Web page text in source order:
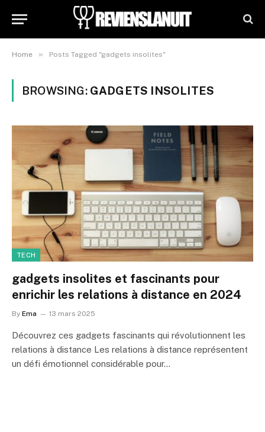
Home » Posts Tagged "gadgets insolites"
BROWSING: GADGETS INSOLITES
TECH
gadgets insolites et fascinants pour
enrichir les relations à distance en 2024
By Ema 13 mars 2025
Découvrez ces gadgets fascinants qui révolutionnent les
relations à distance Les relations à distance représentent
un défi émotionnel considérable pour…